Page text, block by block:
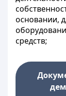
основании,
средств;